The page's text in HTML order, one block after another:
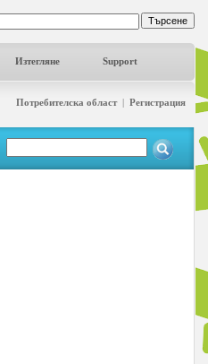
Изтегляне Support
Потребителска област| Регистрация